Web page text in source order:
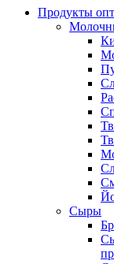
Продукты
Сыры